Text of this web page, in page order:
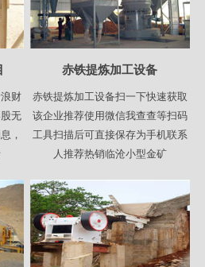
财
无
，
赤铁提炼加工设备
赤铁提炼加工设备扫一下快速获取
该企业推荐使用微信我查查等扫码
工具扫描后可直接保存为手机联系
人推荐热销临沧小型金矿